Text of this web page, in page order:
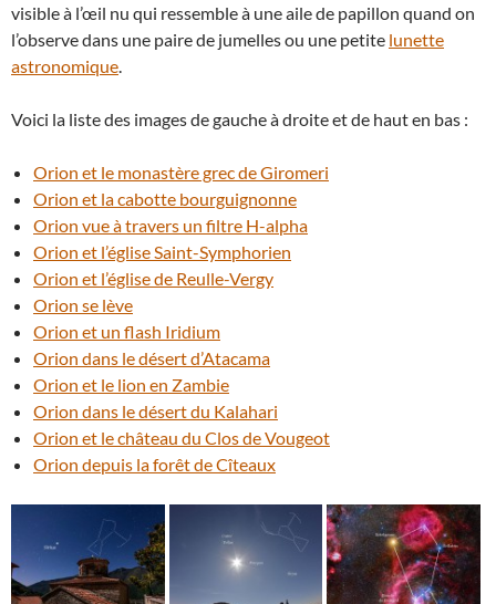
visible à l’œil nu qui ressemble à une aile de papillon quand on
l’observe dans une paire de jumelles ou une petite lunette
astronomique
Voici la liste des images de gauche à droite et de haut en bas :
Orion et le monastère grec de Giromeri
Orion et la cabotte bourguignonne
Orion vue à travers un filtre H-alpha
Orion et l’église Saint-Symphorien
Orion et l’église de Reulle-Vergy
Orion se lève
Orion et un flash Iridium
Orion dans le désert d’Atacama
Orion et le lion en Zambie
Orion dans le désert du Kalahari
Orion et le château du Clos de Vougeot
Orion depuis la forêt de Cîteaux